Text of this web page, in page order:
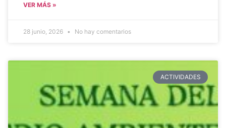
VER MÁS »
28 junio, 2026 No hay comentarios
ACTIVIDADES